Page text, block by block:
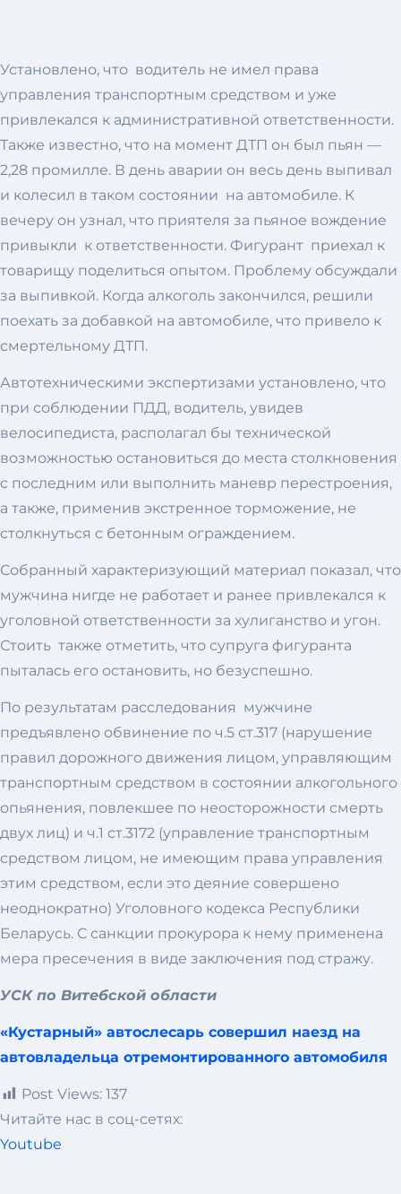
Установлено, что водитель не имел права
управления транспортным средством и уже
привлекался к административной ответственности.
Также известно, что на момент ДТП он был пьян —
2,28 промилле. В день аварии он весь день выпивал
и колесил в таком состоянии на автомобиле. К
вечеру он узнал, что приятеля за пьяное вождение
привыкли к ответственности. Фигурант приехал к
товарищу поделиться опытом. Проблему обсуждали
за выпивкой. Когда алкоголь закончился, решили
поехать за добавкой на автомобиле, что привело к
смертельному ДТП.
Автотехническими экспертизами установлено, что
при соблюдении ПДД, водитель, увидев
велосипедиста, располагал бы технической
возможностью остановиться до места столкновения
с последним или выполнить маневр перестроения,
а также, применив экстренное торможение, не
столкнуться с бетонным ограждением.
Собранный характеризующий материал показал, что
мужчина нигде не работает и ранее привлекался к
уголовной ответственности за хулиганство и угон.
Стоить также отметить, что супруга фигуранта
пыталась его остановить, но безуспешно.
По результатам расследования мужчине
предъявлено обвинение по ч.5 ст.317 (нарушение
правил дорожного движения лицом, управляющим
транспортным средством в состоянии алкогольного
опьянения, повлекшее по неосторожности смерть
двух лиц) и ч.1 ст.3172 (управление транспортным
средством лицом, не имеющим права управления
этим средством, если это деяние совершено
неоднократно) Уголовного кодекса Республики
Беларусь. С санкции прокурора к нему применена
мера пресечения в виде заключения под стражу.
УСК по Витебской области
«Кустарный» автослесарь совершил наезд на
автовладельца отремонтированного автомобиля
Post Views: 137
Читайте нас в соц-сетях:
Youtube